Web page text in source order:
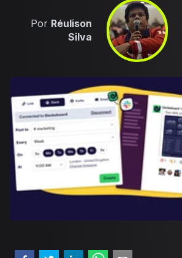
Por Réulison
Silva